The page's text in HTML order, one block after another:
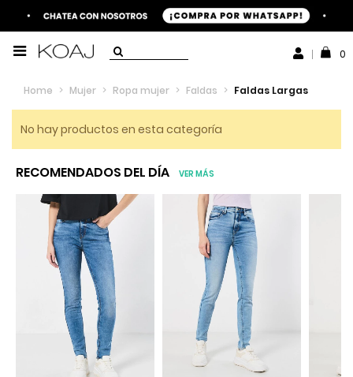
0
Home > Mujer > Ropa mujer > Faldas > Faldas Largas
No hay productos en esta categoría
RECOMENDADOS DEL DÍA VER MÁS